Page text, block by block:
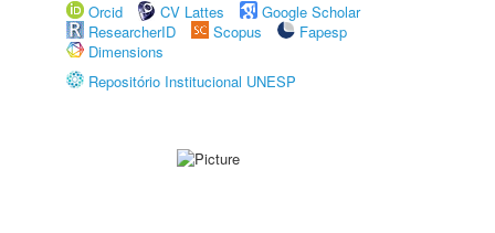
Orcid
CV Lattes
Google Scholar
ResearcherID
Scopus
Fapesp
Dimensions
Repositório Institucional UNESP